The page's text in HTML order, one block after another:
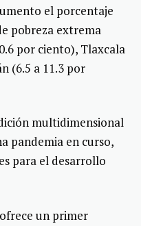
el porcentaje
pobreza extrema
por ciento), Tlaxcala
(6.5 a 11.3 por
multidimensional
pandemia en curso,
para el desarrollo
un primer